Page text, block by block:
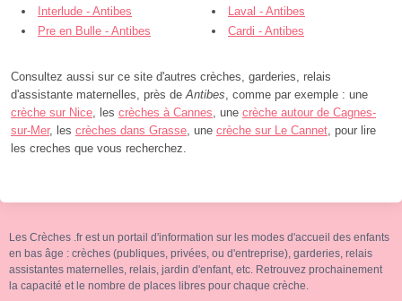
Interlude - Antibes
Laval - Antibes
Pre en Bulle - Antibes
Cardi - Antibes
Consultez aussi sur ce site d'autres crèches, garderies, relais
d'assistante maternelles, près deAntibes, comme par exemple : une
crèche sur Nice, les crèches à Cannes, une crèche autour de Cagnes-
sur-Mer, les crèches dans Grasse, une crèche sur Le Cannet, pour lire
les creches que vous recherchez.
Les Crèches .fr est un portail d'information sur les modes d'accueil des enfants
en bas âge : crèches (publiques, privées, ou d'entreprise), garderies, relais
assistantes maternelles, relais, jardin d'enfant, etc. Retrouvez prochainement
la capacité et le nombre de places libres pour chaque crèche.